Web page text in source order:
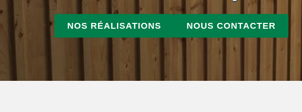
NOS RÉALISATIONS NOUS CONTACTER